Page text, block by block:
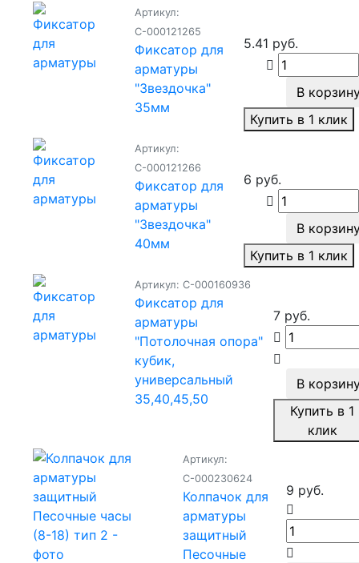
Артикул:
С-000121265
Фиксатор для
арматуры
"Звездочка"
35мм
5.41 руб.
В
Купить в 1 клик
Артикул:
С-000121266
Фиксатор для
арматуры
"Звездочка"
40мм
6 руб.
В
Купить в 1 клик
Артикул: С-000160936
Фиксатор для
арматуры
"Потолочная опора"
кубик,
универсальный
35,40,45,50
7 руб.
В
Купить в 1
клик
Артикул:
С-000230624
Колпачок для
арматуры
защитный
Песочные
9 руб.